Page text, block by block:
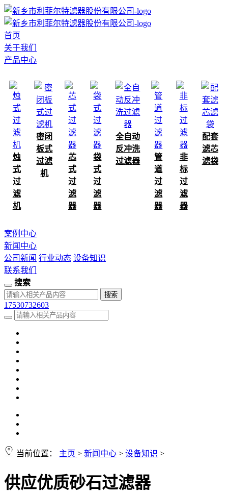
首页
关于我们
产品中心
烛
式
过
滤
机
密闭
板式
过滤
机
芯
式
过
滤
器
袋
式
过
滤
器
全自动
反冲洗
过滤器
管
道
过
滤
器
非
标
过
滤
器
配套
滤芯
滤袋
案例中心
新闻中心
公司新闻 行业动态 设备知识
联系我们
搜索
17530732603
当前位置： 主页 > 新闻中心 > 设备知识 >
供应优质砂石过滤器